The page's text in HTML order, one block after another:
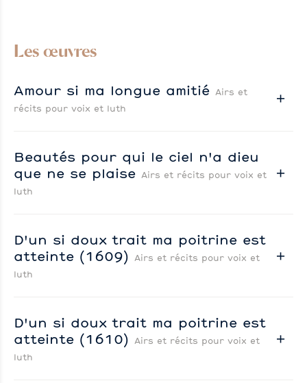
Les œuvres
Amour si ma longue amitié Airs et
récits pour voix et luth
Beautés pour qui le ciel n'a dieu
que ne se plaise Airs et récits pour voix et
luth
D'un si doux trait ma poitrine est
atteinte (1609)
Airs et récits pour voix et
luth
D'un si doux trait ma poitrine est
atteinte (1610)
Airs et récits pour voix et
luth